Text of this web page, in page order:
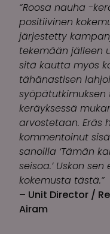
“Roosa nauha -
positiivinen
järjestetty
tekemään jälleen
sitä kautta myös
tähänastisen
syöpätutkimuksen
keräyksessä
arvostetaan. Eräs
kommentoinut
sanoilla ‘Tämän
seisoa.’ Uskon
kokemusta tästä.”
– Unit Director /
Airam